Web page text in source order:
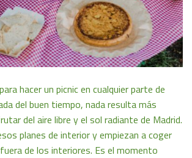
hacer un picnic en cualquier parte de
del buen tiempo, nada resulta más
del aire libre y el sol radiante de Madrid.
planes de interior y empiezan a coger
de los interiores. Es el momento